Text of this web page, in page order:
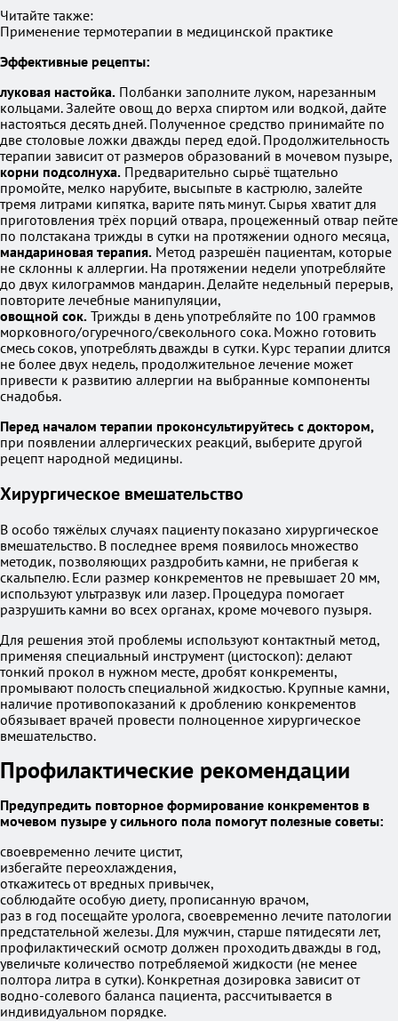
Читайте также:
Применение термотерапии в медицинской практике
Эффективные рецепты:
луковая настойка. Полбанки заполните луком, нарезанным
кольцами. Залейте овощ до верха спиртом или водкой, дайте
настояться десять дней. Полученное средство принимайте по
две столовые ложки дважды перед едой. Продолжительность
терапии зависит от размеров образований в мочевом пузыре,
корни подсолнуха. Предварительно сырьё тщательно
промойте, мелко нарубите, высыпьте в кастрюлю, залейте
тремя литрами кипятка, варите пять минут. Сырья хватит для
приготовления трёх порций отвара, процеженный отвар пейте
по полстакана трижды в сутки на протяжении одного месяца,
мандариновая терапия. Метод разрешён пациентам, которые
не склонны к аллергии. На протяжении недели употребляйте
до двух килограммов мандарин. Делайте недельный перерыв,
повторите лечебные манипуляции,
овощной сок. Трижды в день употребляйте по 100 граммов
морковного/огуречного/свекольного сока. Можно готовить
смесь соков, употреблять дважды в сутки. Курс терапии длится
не более двух недель, продолжительное лечение может
привести к развитию аллергии на выбранные компоненты
снадобья.
Перед началом терапии проконсультируйтесь с доктором,
при появлении аллергических реакций, выберите другой
рецепт народной медицины.
Хирургическое вмешательство
В особо тяжёлых случаях пациенту показано хирургическое
вмешательство. В последнее время появилось множество
методик, позволяющих раздробить камни, не прибегая к
скальпелю. Если размер конкрементов не превышает 20 мм,
используют ультразвук или лазер. Процедура помогает
разрушить камни во всех органах, кроме мочевого пузыря.
Для решения этой проблемы используют контактный метод,
применяя специальный инструмент (цистоскоп): делают
тонкий прокол в нужном месте, дробят конкременты,
промывают полость специальной жидкостью. Крупные камни,
наличие противопоказаний к дроблению конкрементов
обязывает врачей провести полноценное хирургическое
вмешательство.
Профилактические рекомендации
Предупредить повторное формирование конкрементов в
мочевом пузыре у сильного пола помогут полезные советы:
своевременно лечите цистит,
избегайте переохлаждения,
откажитесь от вредных привычек,
соблюдайте особую диету, прописанную врачом,
раз в год посещайте уролога, своевременно лечите патологии
предстательной железы. Для мужчин, старше пятидесяти лет,
профилактический осмотр должен проходить дважды в год,
увеличьте количество потребляемой жидкости (не менее
полтора литра в сутки). Конкретная дозировка зависит от
водно-солевого баланса пациента, рассчитывается в
индивидуальном порядке.